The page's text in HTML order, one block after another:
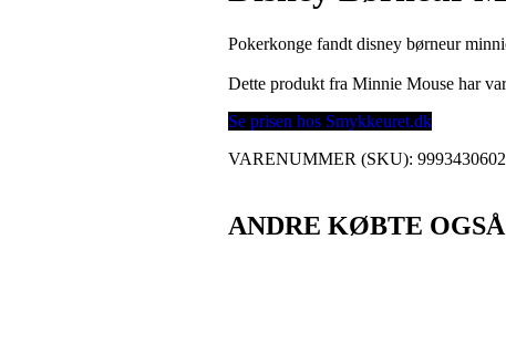
Pokerkonge fandt disney børneur
Dette produkt fra Minnie Mouse har
Se prisen hos Smykkeuret.dk
VARENUMMER (SKU):
ANDRE KØBTE OGSÅ